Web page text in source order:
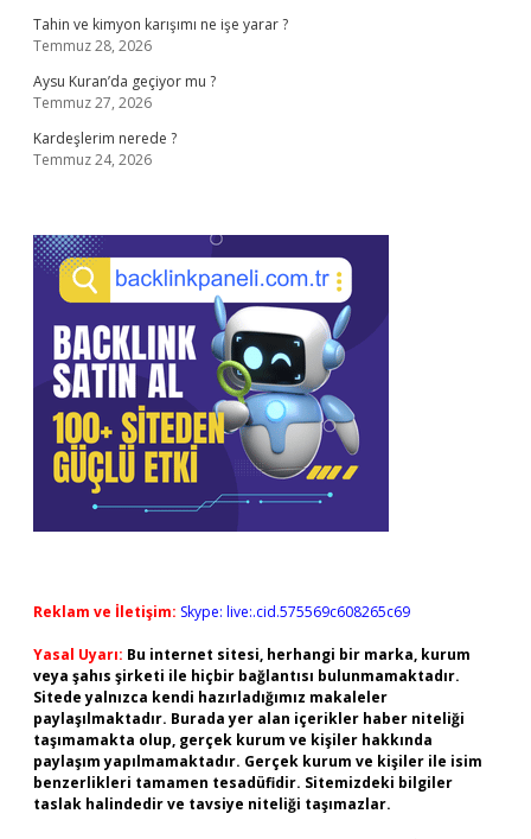
Tahin ve kimyon karışımı ne işe yarar ?
Temmuz 28, 2026
Aysu Kuran’da geçiyor mu ?
Temmuz 27, 2026
Kardeşlerim nerede ?
Temmuz 24, 2026
Reklam ve İletişim: Skype: live:.cid.575569c608265c69
Yasal Uyarı: Bu internet sitesi, herhangi bir marka, kurum
veya şahıs şirketi ile hiçbir bağlantısı bulunmamaktadır.
Sitede yalnızca kendi hazırladığımız makaleler
paylaşılmaktadır. Burada yer alan içerikler haber niteliği
taşımamakta olup, gerçek kurum ve kişiler hakkında
paylaşım yapılmamaktadır. Gerçek kurum ve kişiler ile isim
benzerlikleri tamamen tesadüfidir. Sitemizdeki bilgiler
taslak halindedir ve tavsiye niteliği taşımazlar.